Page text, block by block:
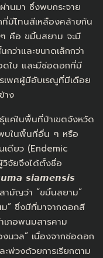
านมา ซึ่งพบกระจาย
มีโทนสีเหลืองคล้ายกัน
คือ ขมิ้นสยาม จะมี
ว่าและขนาดเล็กกว่า
ดใบ และมีช่อดอกที่มี
เพศผู้มีอับเรณูที่มีเดือย
าง
ค่ในพื้นที่ป่าเขตจังหวัด
พบในพื้นที่อื่น ๆ หรือ
เดียว (Endemic
จัยจึงได้ตั้งชื่อ
𝙨𝙞𝙖𝙢𝙚𝙣𝙨𝙞𝙨
มัญว่า “ขมิ้นสยาม”
” ซึ่งมีที่มาจากดอกสี
เภอพนมสารคาม
งนวล” เนื่องจากช่อดอก
พ่วงด้วยการเรียกตาม